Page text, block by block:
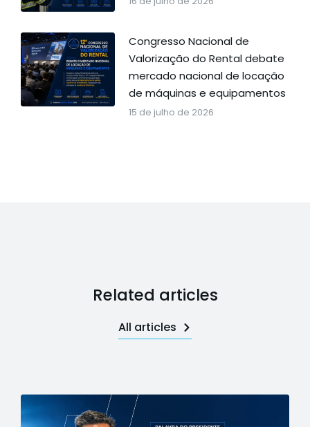
Congresso Nacional de
Valorização do Rental debate
mercado nacional de locação
de máquinas e equipamentos
15 de julho de 2026
Related articles
All articles